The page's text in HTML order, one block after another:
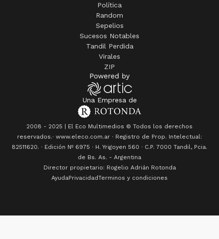
Política
Random
Sepelios
Sucesos Notables
Tandil Perdida
Virales
ZIP
Una Empresa de
2008 - 2025 | El Eco Multimedios © Todos los derechos
reservados.· www.eleco.com.ar · Registro de Prop. Intelectual:
82511620. · Edición Nº 6975 · H. Yrigoyen 560 · C.P. 7000 Tandil, Pcia.
de Bs. As. - Argentina
Director propietario: Rogelio Adrián Rotonda
AyudaPrivacidadTerminos y condiciones